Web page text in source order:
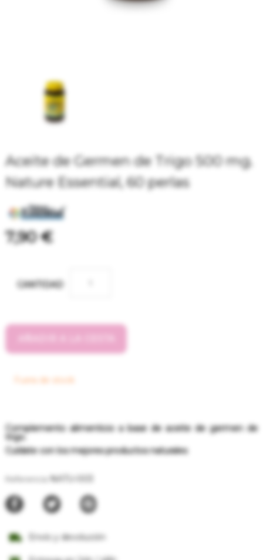
Aceite de Germen de Trigo 500 mg.
Nature Essential, 60 perlas
7,90 €
CANTIDAD
Fuera de stock
Complemento alimenticio a base de aceite de germen de
trigo.
Cuídate con los mejores productos naturales
NATU-003
Envío y devolución